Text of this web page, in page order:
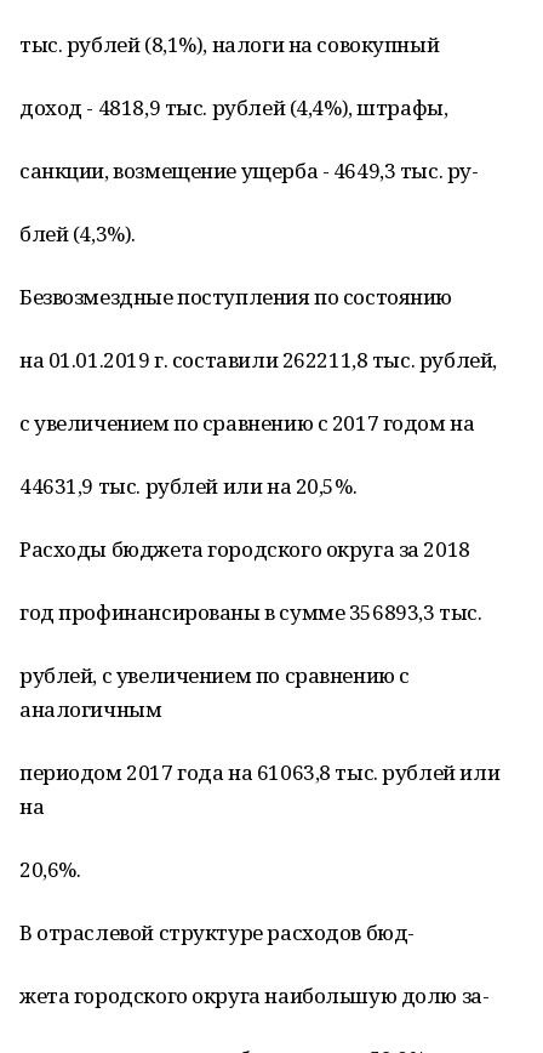
тыс. рублей (8,1%), налоги на совокупный
доход - 4818,9 тыс. рублей (4,4%), штрафы,
санкции, возмещение ущерба - 4649,3 тыс. ру-
блей (4,3%).
Безвозмездные поступления по состоянию
на 01.01.2019 г. составили 262211,8 тыс. рублей,
с увеличением по сравнению с 2017 годом на
44631,9 тыс. рублей или на 20,5%.
Расходы бюджета городского округа за 2018
год профинансированы в сумме 356893,3 тыс.
рублей, с увеличением по сравнению с
аналогичным
периодом 2017 года на 61063,8 тыс. рублей или
на
20,6%.
В отраслевой структуре расходов бюд-
жета городского округа наибольшую долю за-